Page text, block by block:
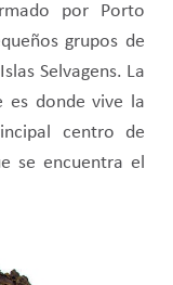
por Porto
grupos de
Selvagens. La
es donde vive la
centro de
se encuentra el